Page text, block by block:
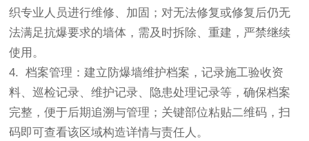
织专业人员进行维修、加固；对无法修复或修复后仍无
法满足抗爆要求的墙体，需及时拆除、重建，严禁继续
使用。
4. 档案管理：建立防爆墙维护档案，记录施工验收资
料、巡检记录、维护记录、隐患处理记录等，确保档案
完整，便于后期追溯与管理；关键部位粘贴二维码，扫
码即可查看该区域构造详情与责任人。